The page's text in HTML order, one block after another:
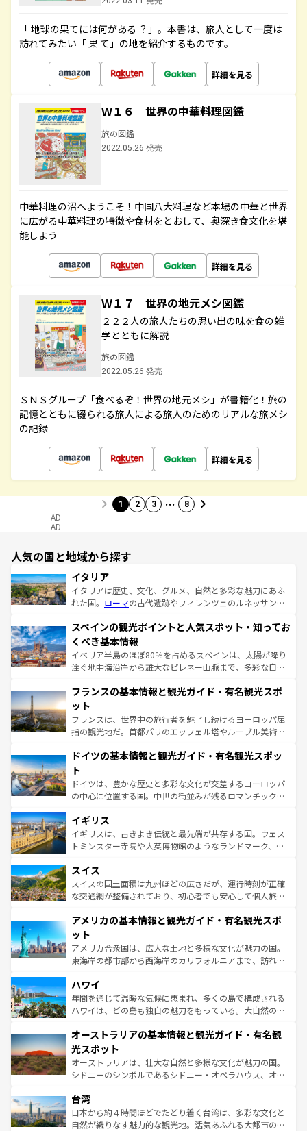
「 地球の果てには何がある ？」。本書は、旅人として一度は
訪れてみたい「 果 て」の地を紹介するものです。
詳細を見る
Ｗ１６ 世界の中華料理図鑑
旅の図鑑
2022.05.26 発売
中華料理の沼へようこそ！中国八大料理など本場の中華と世界
に広がる中華料理の特徴や食材をとおして、奥深き食文化を堪
能しよう
詳細を見る
Ｗ１７ 世界の地元メシ図鑑
２２２人の旅人たちの思い出の味を食の雑
学とともに解説
旅の図鑑
2022.05.26 発売
ＳＮＳグループ「食べるぞ！世界の地元メシ」が書籍化！旅の
記憶とともに綴られる旅人による旅人のためのリアルな旅メシ
の記録
詳細を見る
1 2 3 … 8
AD
AD
人気の国と地域から探す
イタリア
イタリアは歴史、文化、グルメ、自然と多彩な魅力にあふ
れた国。 ローマの古代遺跡やフィレンツェのルネッサンス
ろん、トスカーナの美しい田園風景やアマルフィ海岸の絶
景など、自然景観も見逃せない。観光の合間には、本場の
ピザやパスタなど、絶品のイタリア料理を堪能することも
できる。朝目覚めてから夜眠るまで、すべての瞬間を楽し
なお、新着のイタリア情報はコンテンツ一覧を参照してほ
しい。
スペインの観光ポイントと人気スポット・知ってお
くべき基本情報
イベリア半島のほぼ80％を占めるスペインは、太陽が降り
注ぐ地中海沿岸から雄大なピレネー山脈まで、多彩な自然
文化が根付くこの国では、情熱的なフラメンコ、熱気あふ
れる闘牛、そして美味しいタパスが生活の一部となってい
る。首都マドリードの洗練された雰囲気や、バルセロナの
アートに溢れた街角から、地方では古代ローマ遺跡や中世
せる。地方によって風土や気候が異なるスペインはその個
ンテンツ一覧 を参照してほしい。
フランスの基本情報と観光ガイド・有名観光スポ
ット
フランスは、世界中の旅行者を魅了し続けるヨーロッパ屈
指の観光地だ。首都パリのエッフェル塔やルーブル美術館
で、幅広い魅力が詰まっている。華麗な宮殿、歴史的な大
聖堂、美しいビーチ、そして豊かな自然が、訪れる者を心
から魅了する。また、フランスは美食の国としても知ら
れ、フランス料理はユネスコ無形文化遺産にも登録されて
香り高いラベンダー畑など、多彩な楽しみ方が可能だ。さ
らに、パリ以外の地域にも魅力が溢れており、どの街角に
も豊かな歴史と文化が息づいている。パリ以外の個性あふ
を参照してほしい。
ドイツの基本情報と観光ガイド・有名観光スポッ
ト
ドイツは、豊かな歴史と多彩な文化が交差するヨーロッパ
の中心に位置する国。中世の街並みが残るロマンチック街
顔を持つこの国は、どこを歩いても飽きることがない。ベ
ルリンの文化的活気、バイエルン州のアルプスの絶景、そ
してライン川沿いのワイン畑といった風景は必見。ビール
は、お酒好きな人にはぜひ体験してほしい。 なお、新着の
ドイツ情報はコンテンツ一覧を参照してほしい。
イギリス
イギリスは、古きよき伝統と最先端が共存する国。ウェス
トミンスター寺院や大英博物館のようなランドマーク、歴
リアごとに異なる魅力がある。また、優雅なアフタヌーン
ティー、ビール好きにはたまらない英国パブ、サッカー観
戦など、本場だからこそできる体験も豊富。イギリスを旅
ンツ一覧を参照してほしい。
スイス
スイスの国土面積は九州ほどの広さだが、運行時刻が正確
な交通網が整備されており、初心者でも安心して個人旅行
の建物がそのまま残る町や、スイスならではのユニークな
博物館もあり、アルプス観光だけでなく町歩きも満喫する
ことができる。国民の所得が高いため物価も高いが、旅行
者向けの交通パス提供のサービスもあり、うまく活用すれ
着のスイス情報は
アメリカの基本情報と観光ガイド・有名観光スポ
ット
アメリカ合衆国は、広大な土地と多様な文化が魅力の国。
東海岸の都市部から西海岸のカリフォルニアまで、訪れる
のような巨大都市は、観光、ショッピング、エンターテイ
ンメントが詰まった刺激的なスポットだ。一方、アメリカ
西部には大自然が広がり、グランドキャニオンやイエロー
部のニューオーリンズでは、音楽と美食が融合した独特の
文化が魅力。旅行者はアメリカの各地域で異なる魅力を楽
しみながら、その多様性と豊かな歴史を感じることができ
るだろう。車でのロードトリップや列車の旅も、アメリカ
情報は
ハワイ
年間を通じて温暖な気候に恵まれ、多くの島で構成される
ハワイは、どの島も独自の魅力をもっている。大自然の神
ワイ島は見逃せない。また、定番の観光地といえばオアフ
島だが、静かな自然を求めるならマウイ島やカウアイ島が
おすすめ。エメラルドグリーンに輝く海をはじめ、豊かな
文化や歴史が息づいている。「アロハスピリット」と呼ば
人々、おいしいローカルフードやハワイアンミュージッ
ク、伝統的なフラダンスなど、すべてがハワイの魅力を彩
っている。訪れるたびに新しい発見と感動が待っているハ
オーストラリアの基本情報と観光ガイド・有名観
光スポット
オーストラリアは、壮大な自然と多様な文化が魅力の国。
シドニーのシンボルであるシドニー・オペラハウス、オー
リアリーフや大陸中央部にそびえるウルル（エアーズロッ
ク）、タスマニアの美しい原生林やケアンズの熱帯雨林な
ど、見どころがたくさん。また、カフェやワイン、オージ
台湾
日本から約４時間ほどでたどり着く台湾は、多彩な文化と
自然が織りなす魅力的な観光地。活気あふれる大都市の台